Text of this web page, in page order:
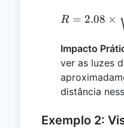
R = 2.08 ×
Impacto
ver as luzes
distância
Exemplo 2: